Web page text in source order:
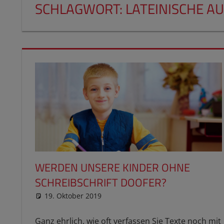
SCHLAGWORT: LATEINISCHE
WERDEN UNSERE KINDER OHNE
SCHREIBSCHRIFT DOOFER?
19. Oktober 2019
Ganz ehrlich, wie oft verfassen Sie Texte noch mit